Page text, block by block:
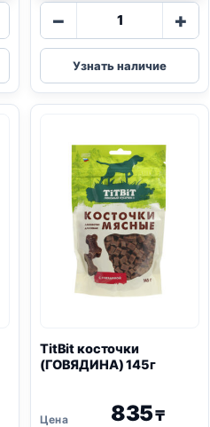
−
Количество
TitBit
колбаса
(КАЛЬЯРИ)
+
Узнать наличие
TitBit косточки
(ГОВЯДИНА) 145г
835₸